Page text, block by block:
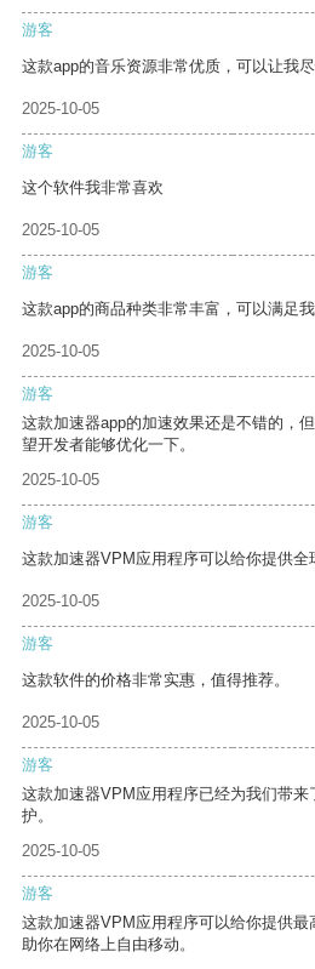
游客
这款app的音乐资源非常优质，可以让我
2025-10-05
游客
这个软件我非常喜欢
2025-10-05
游客
这款app的商品种类非常丰富，可以满足我
2025-10-05
游客
这款加速器app的加速效果还是不错的，
望开发者能够优化一下。
2025-10-05
游客
这款加速器VPM应用程序可以给你提供全
2025-10-05
游客
这款软件的价格非常实惠，值得推荐。
2025-10-05
游客
这款加速器VPM应用程序已经为我们带
护。
2025-10-05
游客
这款加速器VPM应用程序可以给你提供
助你在网络上自由移动。